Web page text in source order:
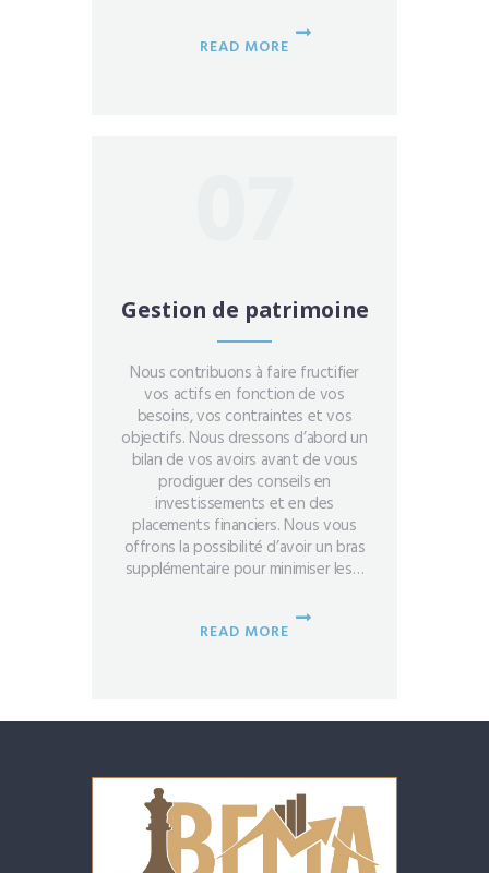
READ MORE
Gestion de patrimoine
Nous contribuons à faire fructifier
vos actifs en fonction de vos
besoins, vos contraintes et vos
objectifs. Nous dressons d’abord un
bilan de vos avoirs avant de vous
prodiguer des conseils en
investissements et en des
placements financiers. Nous vous
offrons la possibilité d’avoir un bras
supplémentaire pour minimiser les…
READ MORE